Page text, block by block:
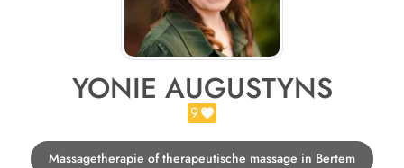
YONIE AUGUSTYNS
9
Massagetherapie of therapeutische massage in Bertem